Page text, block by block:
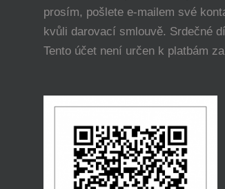
prosím, pošlete e-mailem své
kvůli darovací smlouvě. Srdečné
Tento účet není určen k platbám